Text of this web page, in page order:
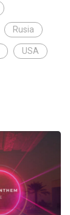
Rusia
USA